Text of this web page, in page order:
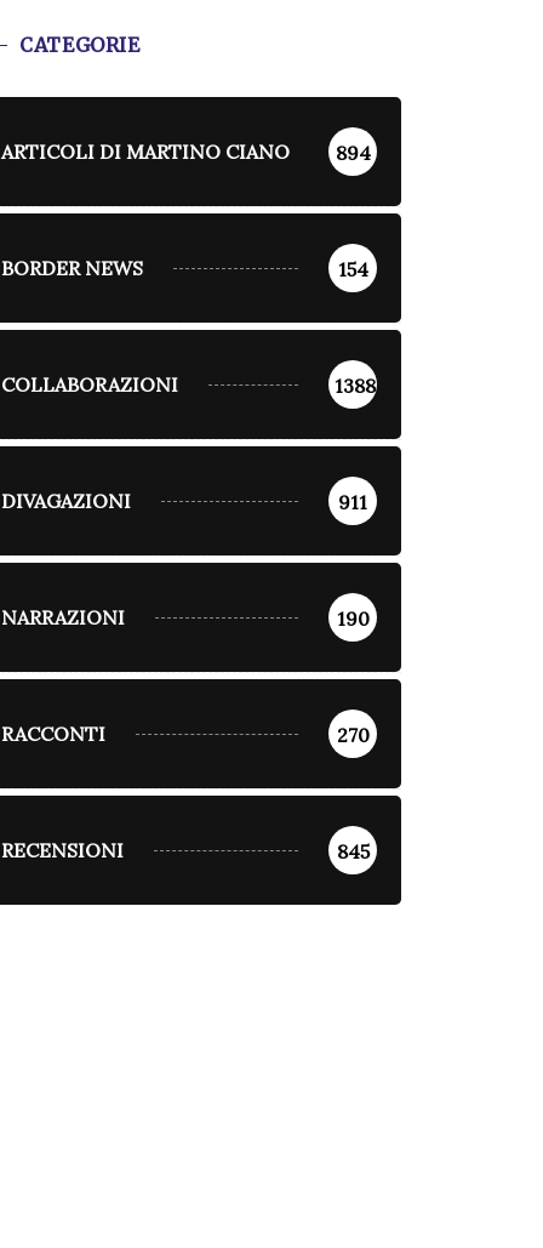
CATEGORIE
ARTICOLI DI MARTINO CIANO 894
BORDER NEWS 154
COLLABORAZIONI 1388
DIVAGAZIONI 911
NARRAZIONI 190
RACCONTI 270
RECENSIONI 845